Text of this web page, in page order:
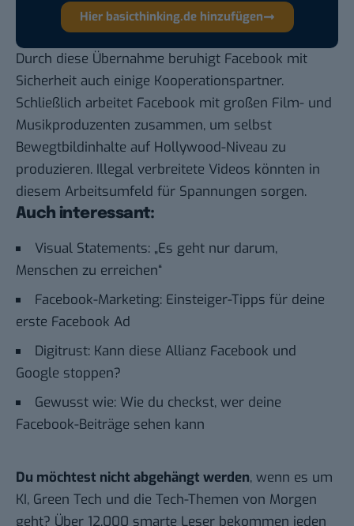
Hier basicthinking.de hinzufügen
Durch diese Übernahme beruhigt Facebook mit
Sicherheit auch einige Kooperationspartner.
Schließlich arbeitet Facebook mit großen Film- und
Musikproduzenten zusammen, um selbst
Bewegtbildinhalte auf Hollywood-Niveau zu
produzieren. Illegal verbreitete Videos könnten in
diesem Arbeitsumfeld für Spannungen sorgen.
Auch interessant:
Visual Statements: „Es geht nur darum,
Menschen zu erreichen“
Facebook-Marketing: Einsteiger-Tipps für deine
erste Facebook Ad
Digitrust: Kann diese Allianz Facebook und
Google stoppen?
Gewusst wie: Wie du checkst, wer deine
Facebook-Beiträge sehen kann
Du möchtest nicht abgehängt werden, wenn es um
KI, Green Tech und die Tech-Themen von Morgen
geht? Über 12.000 smarte Leser bekommen jeden